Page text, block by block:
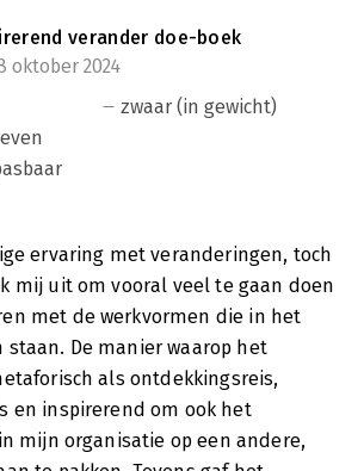
verander doe-boek
oktober 2024
zwaar (in gewicht)
ervaring met veranderingen, toch
mij uit om vooral veel te gaan doen
met de werkvormen die in het
staan. De manier waarop het
als ontdekkingsreis,
en inspirerend om ook het
mijn organisatie op een andere,